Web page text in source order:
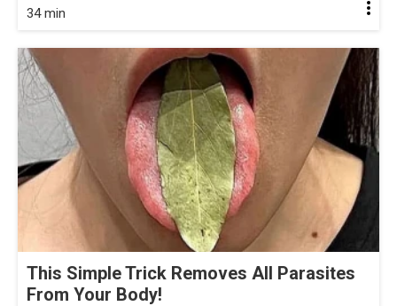
34 min
This Simple Trick Removes All Parasites
From Your Body!